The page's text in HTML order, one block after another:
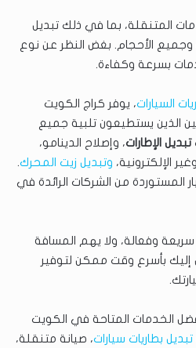
المتنقلة، بما في ذلك تبديل
وجميع الأحجام. بغض النظر عن نوع
بسرعة وكفاءة.
السيارات، يوفر كراج الكويت
الذين يستطيعون تلبية جميع
تبديل الإطارات، وإصلاح الدينامو،
الإلكترونية، وتبديل زيت المحرك.
من الشركات الرائدة في
وفعالة، ولا يهم المسافة
بأسرع وقت ممكن لتوفير
الخدمات المتاحة في الكويت
بطاريات سيارات، صيانة متنقلة،